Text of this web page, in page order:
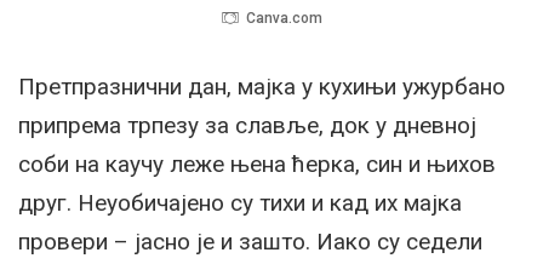
Canva.com
Претпразнични дан, мајка у кухињи ужурбано
припрема трпезу за славље, док у дневној
соби на каучу леже њена ћерка, син и њихов
друг. Неуобичајено су тихи и кад их мајка
провери – јасно је и зашто. Иако су седели